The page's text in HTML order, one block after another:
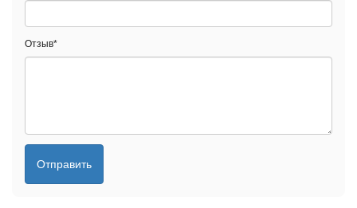
Отзыв*
Отправить